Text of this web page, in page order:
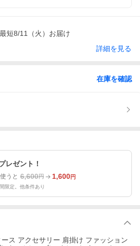
短8/11（火）お届け
詳細を見る
在庫を確認
レゼント！
うと 6,600円 1,600円
限定。他条件あり
ス アクセサリー 肩掛け ファッション